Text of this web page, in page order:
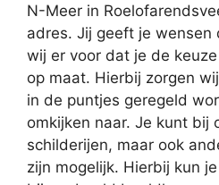
N-Meer in
adres. Jij geeft je wensen
wij er voor dat je de
op maat. Hierbij zorgen
in de puntjes geregeld
omkijken naar. Je kunt bij
schilderijen, maar ook
zijn mogelijk. Hierbij kun